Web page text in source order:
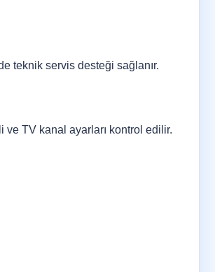
teknik servis desteği sağlanır.
ve TV kanal ayarları kontrol edilir.